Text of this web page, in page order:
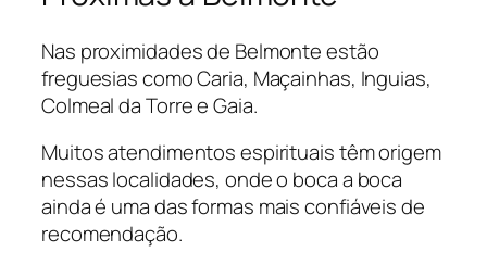
Nas proximidades de Belmonte estão
freguesias como Caria, Maçainhas, Inguias,
Colmeal da Torre e Gaia.
Muitos atendimentos espirituais têm origem
nessas localidades, onde o boca a boca
ainda é uma das formas mais confiáveis de
recomendação.